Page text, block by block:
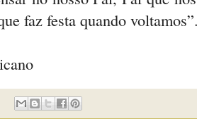
faz festa quando